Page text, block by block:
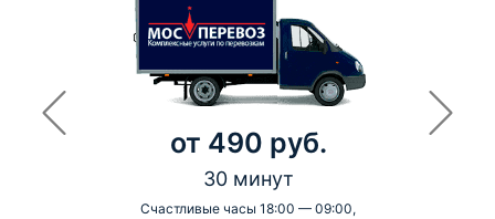
от 490 руб.
30 минут
Счастливые часы 18:00 — 09:00,